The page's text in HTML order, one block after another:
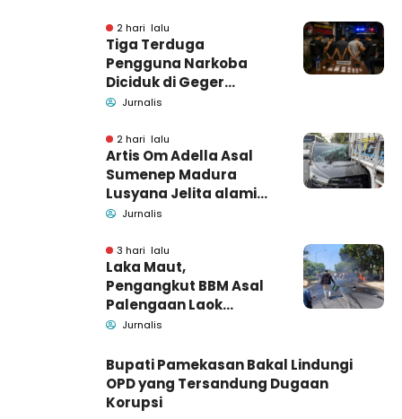
2 hari lalu
Tiga Terduga
Pengguna Narkoba
Diciduk di Geger
Bangkalan, Polisi Masih
Barang Bukti
Jurnalis
2 hari lalu
Artis Om Adella Asal
Sumenep Madura
Lusyana Jelita alami
kecelakaan di Wonogiri
Jurnalis
3 hari lalu
Laka Maut,
Pengangkut BBM Asal
Palengaan Laok
Pamekasan Meninggal
Jurnalis
Bupati Pamekasan Bakal Lindungi
OPD yang Tersandung Dugaan
Korupsi